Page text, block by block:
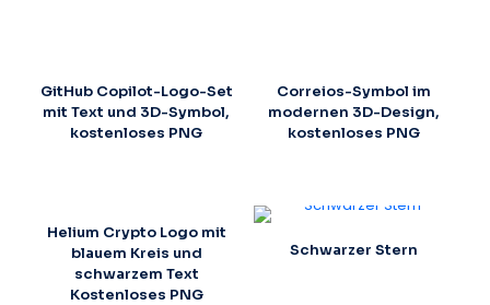
GitHub Copilot-Logo-Set
mit Text und 3D-Symbol,
kostenloses PNG
Correios-Symbol im
modernen 3D-Design,
kostenloses PNG
Helium Crypto Logo mit
blauem Kreis und
schwarzem Text
Kostenloses PNG
Schwarzer Stern